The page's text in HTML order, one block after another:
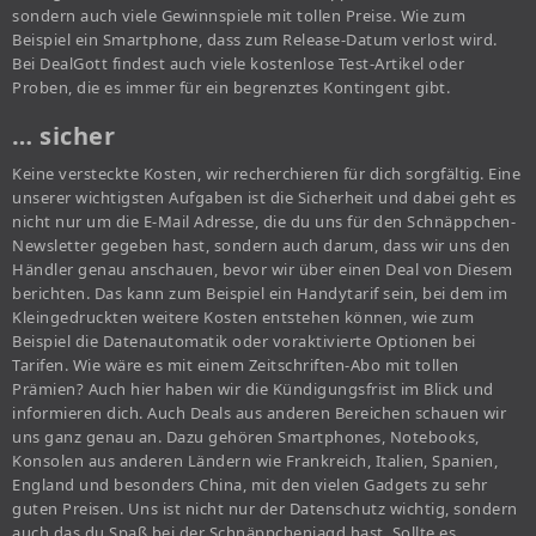
sondern auch viele Gewinnspiele mit tollen Preise. Wie zum
Beispiel ein Smartphone, dass zum Release-Datum verlost wird.
Bei DealGott findest auch viele kostenlose Test-Artikel oder
Proben, die es immer für ein begrenztes Kontingent gibt.
… sicher
Keine versteckte Kosten, wir recherchieren für dich sorgfältig. Eine
unserer wichtigsten Aufgaben ist die Sicherheit und dabei geht es
nicht nur um die E-Mail Adresse, die du uns für den Schnäppchen-
Newsletter gegeben hast, sondern auch darum, dass wir uns den
Händler genau anschauen, bevor wir über einen Deal von Diesem
berichten. Das kann zum Beispiel ein Handytarif sein, bei dem im
Kleingedruckten weitere Kosten entstehen können, wie zum
Beispiel die Datenautomatik oder voraktivierte Optionen bei
Tarifen. Wie wäre es mit einem Zeitschriften-Abo mit tollen
Prämien? Auch hier haben wir die Kündigungsfrist im Blick und
informieren dich. Auch Deals aus anderen Bereichen schauen wir
uns ganz genau an. Dazu gehören Smartphones, Notebooks,
Konsolen aus anderen Ländern wie Frankreich, Italien, Spanien,
England und besonders China, mit den vielen Gadgets zu sehr
guten Preisen. Uns ist nicht nur der Datenschutz wichtig, sondern